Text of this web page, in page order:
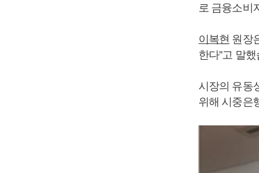
로 금융소비
이복현 원장
한다”고 말
시장의 유동
위해 시중은